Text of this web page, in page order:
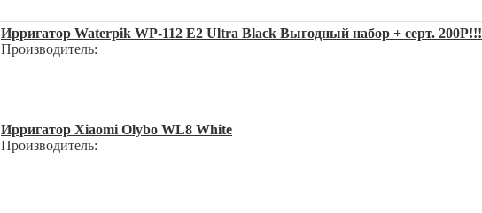
Ирригатор Waterpik WP-112 E2 Ultra Black Выгодный набор + серт. 200Р!!!
Производитель:
Ирригатор Xiaomi Olybo WL8 White
Производитель: